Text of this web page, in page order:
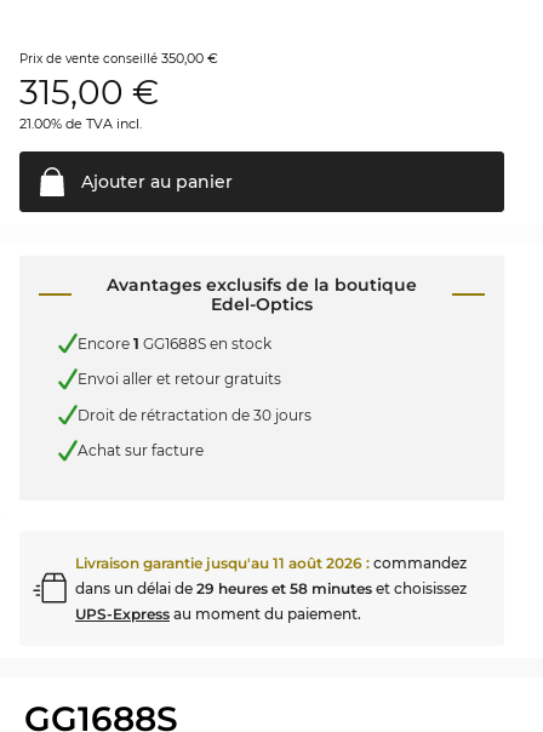
Prix de vente conseillé 350,00 €
315,00 €
21.00% de TVA incl.
Ajouter au panier
Avantages exclusifs de la boutique
Edel-Optics
Encore 1 GG1688S en stock
Envoi aller et retour gratuits
Droit de rétractation de 30 jours
Achat sur facture
Livraison garantie jusqu'au 11 août 2026 : commandez
dans un délai de 29 heures et 58 minutes et choisissez
UPS-Express au moment du paiement.
GG1688S